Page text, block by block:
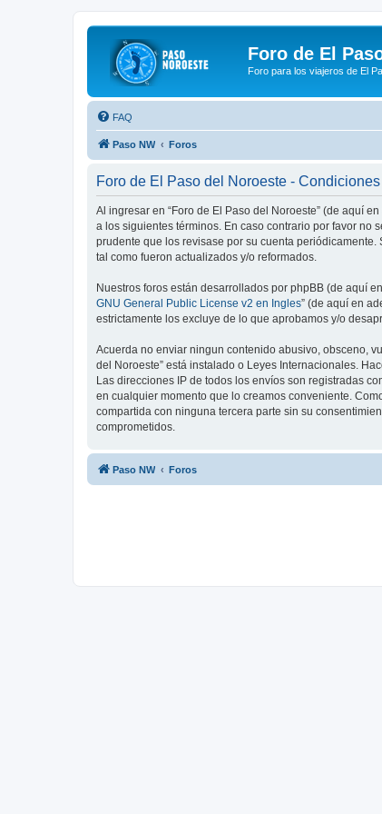
Foro de El
Foro para los viajeros de El
FAQ
Paso NW Foros
Foro de El Paso del Noroeste -
Al ingresar en “Foro de El Paso del Noroeste” (de aquí
a los siguientes términos. En caso contrario por favor no
prudente que los revisase por su cuenta
tal como fueron actualizados y/o reformados.
Nuestros foros están desarrollados por phpBB (de aquí en
GNU General Public License v2 en Ingles” (de aquí en
estrictamente los excluye de lo que aprobamos y/o
Acuerda no enviar ningun contenido abusivo, obsceno,
del Noroeste” está instalado o Leyes Internacionales.
Las direcciones IP de todos los envíos son registradas
en cualquier momento que lo creamos conveniente.
compartida con ninguna tercera parte sin su
comprometidos.
Paso NW Foros